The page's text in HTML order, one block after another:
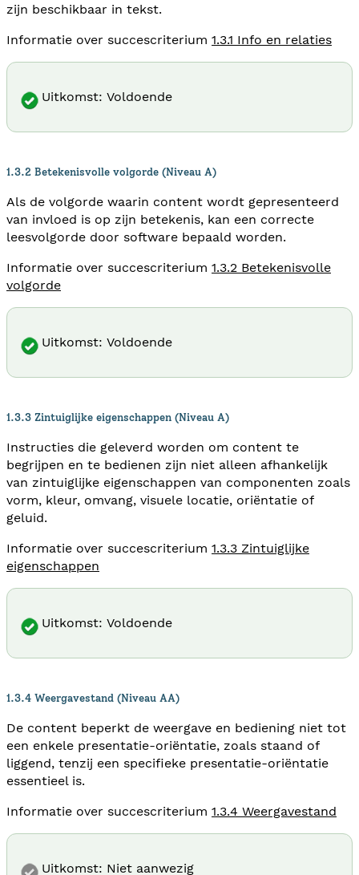
zijn beschikbaar in tekst.
Informatie over succescriterium 1.3.1 Info en relaties
Uitkomst: Voldoende
1.3.2 Betekenisvolle volgorde (Niveau A)
Als de volgorde waarin content wordt gepresenteerd
van invloed is op zijn betekenis, kan een correcte
leesvolgorde door software bepaald worden.
Informatie over succescriterium 1.3.2 Betekenisvolle
volgorde
Uitkomst: Voldoende
1.3.3 Zintuiglijke eigenschappen (Niveau A)
Instructies die geleverd worden om content te
begrijpen en te bedienen zijn niet alleen afhankelijk
van zintuiglijke eigenschappen van componenten zoals
vorm, kleur, omvang, visuele locatie, oriëntatie of
geluid.
Informatie over succescriterium 1.3.3 Zintuiglijke
eigenschappen
Uitkomst: Voldoende
1.3.4 Weergavestand (Niveau AA)
De content beperkt de weergave en bediening niet tot
een enkele presentatie-oriëntatie, zoals staand of
liggend, tenzij een specifieke presentatie-oriëntatie
essentieel is.
Informatie over succescriterium 1.3.4 Weergavestand
Uitkomst: Niet aanwezig